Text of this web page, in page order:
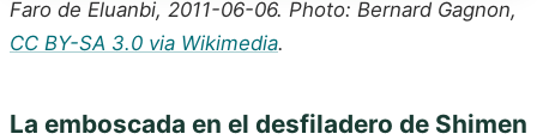
Faro de Eluanbi, 2011-06-06. Photo: Bernard Gagnon,
CC BY-SA 3.0 via Wikimedia.
La emboscada en el desfiladero de Shimen